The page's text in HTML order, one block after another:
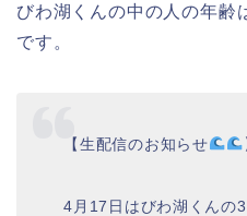
びわ湖くんの中の人の年齢
です。
【生配信のお知らせ
4月17日はびわ湖くんの